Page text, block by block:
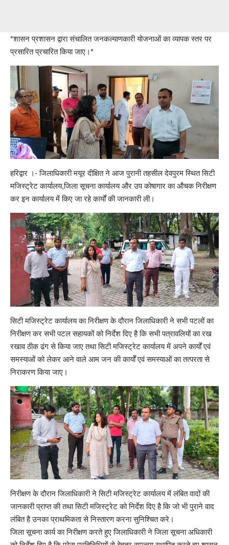
*शासन प्रशासन द्वारा संचालित जनकल्याणकारी योजनाओं का व्यापक स्तर पर
प्रसारित प्रचारित किया जाए।*
हरिद्वार ।- जिलाधिकारी मयूर दीक्षित ने आज पुरानी तहसील देवपुरम स्थित सिटी
मजिस्ट्रेट कार्यालय,जिला सूचना कार्यालय और उप कोषागार का औचक निरीक्षण
कर इन कार्यालय में किए जा रहे कार्यों की जानकारी ली।
सिटी मजिस्ट्रेट कार्यालय का निरीक्षण के दौरान जिलाधिकारी ने सभी पटलों का
निरीक्षण कर सभी पटल सहायकों को निर्देश दिए है कि सभी पत्रावलियों का रख
रखाव ठीक ढंग से किया जाए तथा सिटी मजिस्ट्रेट कार्यालय में अपने कार्यों एवं
समस्याओं को लेकर आने वाले आम जन की कार्यों एवं समस्याओं का तत्परता से
निराकरण किया जाए।
निरीक्षण के दौरान जिलाधिकारी ने सिटी मजिस्ट्रेट कार्यालय में लंबित वादों की
जानकारी प्राप्त की तथा सिटी मजिस्ट्रेट को निर्देश दिए है कि जो भी पुराने वाद
लंबित है उनका प्राथमिकता से निस्तारण करना सुनिश्चित करे।
जिला सूचना कार्य का निरीक्षण करते हुए जिलाधिकारी ने जिला सूचना अधिकारी